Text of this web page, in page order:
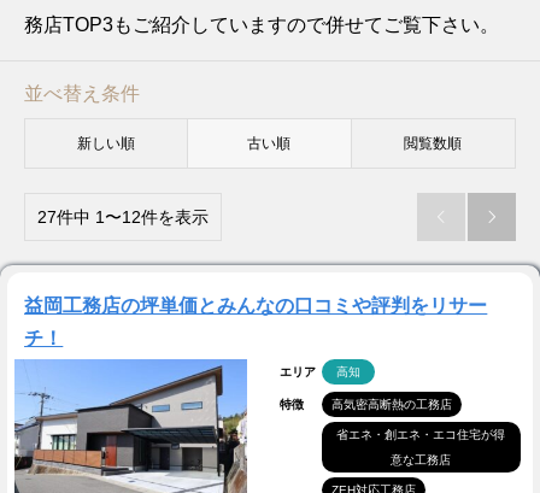
務店TOP3もご紹介していますので併せてご覧下さい。
並べ替え条件
新しい順 古い順 閲覧数順
27件中 1〜12件を表示  
益岡工務店の坪単価とみんなの口コミや評判をリサー
チ！
エリア 高知
特徴 高気密高断熱の工務店
省エネ・創エネ・エコ住宅が得
意な工務店
ZEH対応工務店